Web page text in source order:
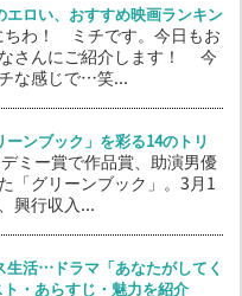
ロい、おすすめ映画ランキン
わ！ ミチです。今日もお
さんにご紹介します！ 今
な感じで…笑...
ーンブック」を彩る14のトリ
ミー賞で作品賞、助演男優
「グリーンブック」。3月1
興行収入...
生活…ドラマ「あなたがしてく
・あらすじ・魅力を紹介